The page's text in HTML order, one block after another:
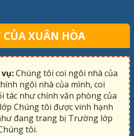
CỦA XUÂN HÒA
Chúng tôi coi ngôi nhà của
ngôi nhà của mình, coi
tác như chính văn phòng của
Chúng tôi được vinh hạnh
đang trang bị Trường lớp
tôi.